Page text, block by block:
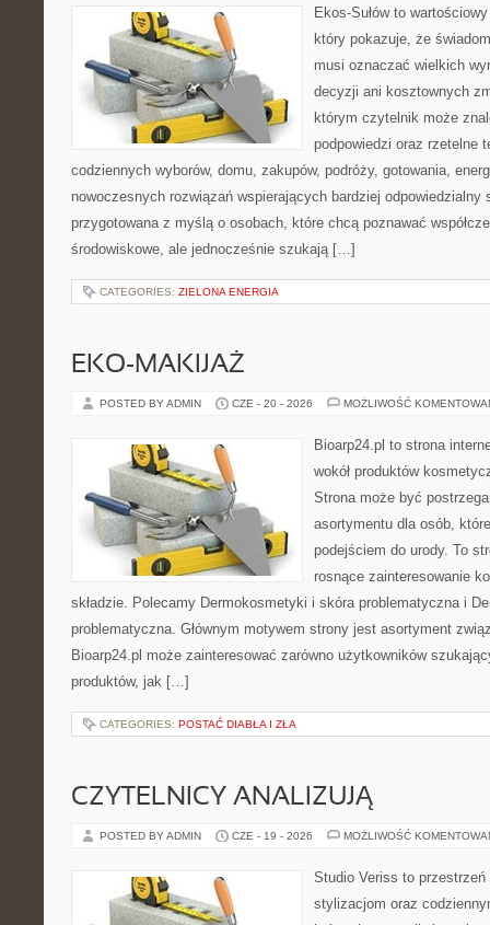
Ekos-Sułów to
który pokazuje, że
musi oznaczać wielkich
decyzji ani kosztownych
którym czytelnik może
podpowiedzi oraz rzetelne
codziennych wyborów, domu, zakupów, podróży, gotowania,
nowoczesnych rozwiązań wspierających bardziej odpowiedzialny
przygotowana z myślą o osobach, które chcą poznawać
środowiskowe, ale jednocześnie szukają […]
CATEGORIES: ZIELONA ENERGIA
EKO-MAKIJAŻ
POSTED BY ADMIN CZE - 20 - 2026 MOŻLIWOŚĆ
Bioarp24.pl to strona
wokół produktów
Strona może być
asortymentu dla osób,
podejściem do urody. To
rosnące zainteresowanie
składzie. Polecamy Dermokosmetyki i skóra problematyczna i
problematyczna. Głównym motywem strony jest asortyment
Bioarp24.pl może zainteresować zarówno użytkowników
produktów, jak […]
CATEGORIES: POSTAĆ DIABŁA I ZŁA
CZYTELNICY ANALIZUJĄ
POSTED BY ADMIN CZE - 19 - 2026 MOŻLIWOŚĆ
Studio Veriss to
stylizacjom oraz